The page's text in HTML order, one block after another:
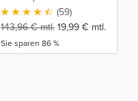
(59)
143,96€mtl. 19,99 € mtl.
Sie sparen 86 %